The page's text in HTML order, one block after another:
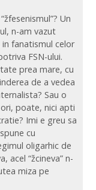
Un
n-am vazut
fanatismul celor
FSN-ului.
prea mare, cu
de a vedea
Sau o
poate, nici apti
Imi e greu sa
cu
oligarhic de
acel “žcineva” n-
miza pe